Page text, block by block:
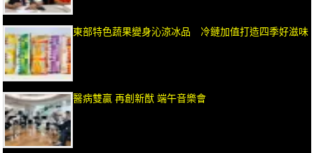
東部特色蔬果變身沁涼冰品 冷鏈加值打造四季好滋味
醫病雙贏 再創新猷 端午音樂會